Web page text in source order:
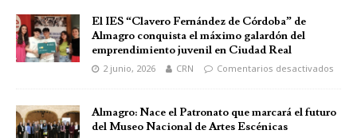
El IES “Clavero Fernández de Córdoba” de
Almagro conquista el máximo galardón del
emprendimiento juvenil en Ciudad Real
2 junio, 2026 CRN Comentarios desactivados
Almagro: Nace el Patronato que marcará el futuro
del Museo Nacional de Artes Escénicas